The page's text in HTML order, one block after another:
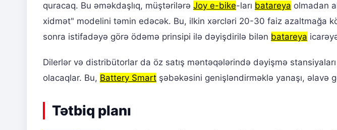
quracaq. Bu əməkdaşlıq, müştərilərə Joy e-bike-ları batareya olmadan
xidmət" modelini təmin edəcək. Bu, ilkin xərcləri 20-30 faiz azaltmağa
sonra istifadəyə görə ödəmə prinsipi ilə dəyişdirilə bilən batareya
Dilerlər və distribütorlar da öz satış məntəqələrində dəyişmə
olacaqlar. Bu, Battery Smart şəbəkəsini genişləndirməklə yanaşı, əlavə
Tətbiq planı